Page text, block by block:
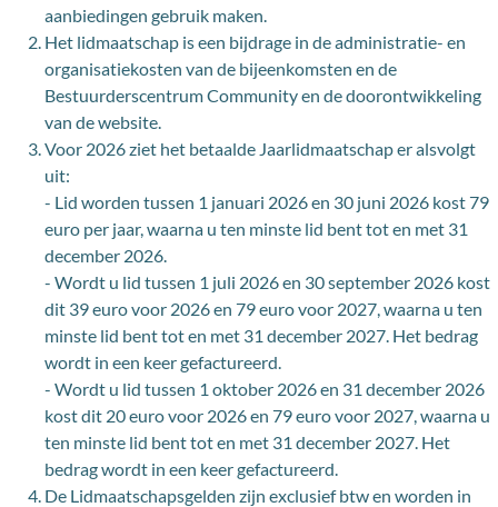
aanbiedingen gebruik maken.
Het lidmaatschap is een bijdrage in de administratie- en
organisatiekosten van de bijeenkomsten en de
Bestuurderscentrum Community en de doorontwikkeling
van de website.
Voor 2026 ziet het betaalde Jaarlidmaatschap er alsvolgt
uit:
- Lid worden tussen 1 januari 2026 en 30 juni 2026 kost 79
euro per jaar, waarna u ten minste lid bent tot en met 31
december 2026.
- Wordt u lid tussen 1 juli 2026 en 30 september 2026 kost
dit 39 euro voor 2026 en 79 euro voor 2027, waarna u ten
minste lid bent tot en met 31 december 2027. Het bedrag
wordt in een keer gefactureerd.
- Wordt u lid tussen 1 oktober 2026 en 31 december 2026
kost dit 20 euro voor 2026 en 79 euro voor 2027, waarna u
ten minste lid bent tot en met 31 december 2027. Het
bedrag wordt in een keer gefactureerd.
De Lidmaatschapsgelden zijn exclusief btw en worden in